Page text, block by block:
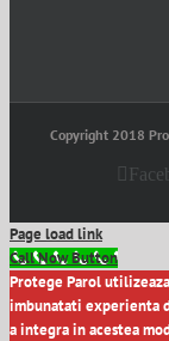
Copyright 2018
Page load link
Call Now Button
Protege Parol
imbunatati experienta
a integra in acestea